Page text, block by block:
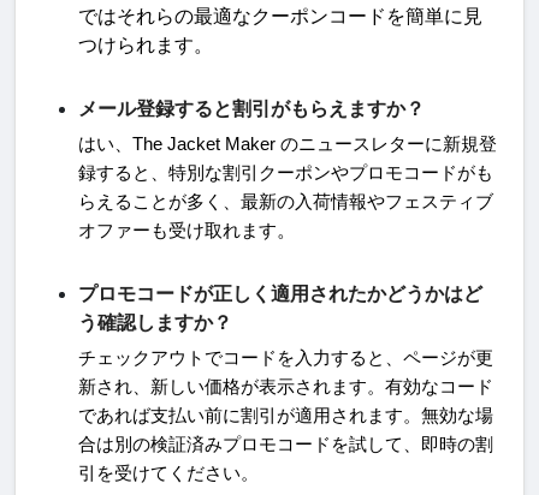
ではそれらの最適なクーポンコードを簡単に見
つけられます。
メール登録すると割引がもらえますか？
はい、 The Jacket Maker のニュースレターに新規登
録すると、特別な割引クーポンやプロモコードがも
らえることが多く、最新の入荷情報やフェスティブ
オファーも受け取れます。
プロモコードが正しく適用されたかどうかはど
う確認しますか？
チェックアウトでコードを入力すると、ページが更
新され、新しい価格が表示されます。有効なコード
であれば支払い前に割引が適用されます。無効な場
合は別の検証済みプロモコードを試して、即時の割
引を受けてください。